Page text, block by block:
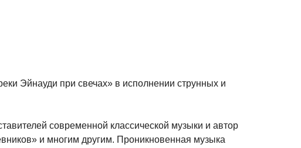
Эйнауди при свечах» в исполнении струнных и
современной классической музыки и автор
и многим другим. Проникновенная музыка